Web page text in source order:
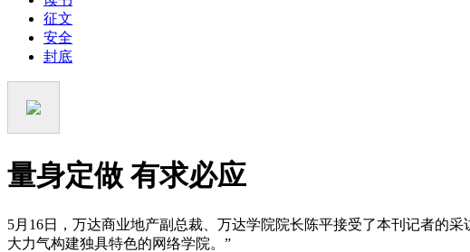
征文
安全
封底
量身定做 有求必应
5月16日，万达商业地产副总裁、万达学院院长陈平接受了本刊记者的采
大力气构建独具特色的网络学院。 ”